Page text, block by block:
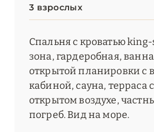
3 взрослых
Спальня с кроватью
зона, гардеробная,
открытой планировки с
кабиной, сауна, терраса
открытом воздухе,
погреб. Вид на море.